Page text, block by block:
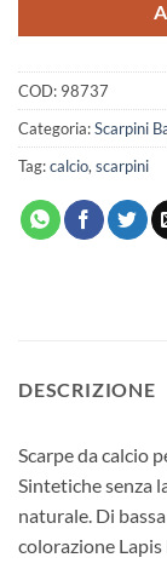
COD: 98737
Categoria:Scarpini
Tag:calcio,scarpini
DESCRIZIONE
Scarpe da calcio
Sintetiche senza
naturale. Di
colorazione